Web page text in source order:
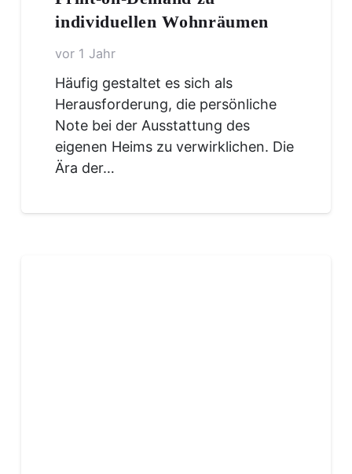
individuellen Wohnräumen
vor 1 Jahr
Häufig gestaltet es sich als
Herausforderung, die persönliche
Note bei der Ausstattung des
eigenen Heims zu verwirklichen. Die
Ära der…